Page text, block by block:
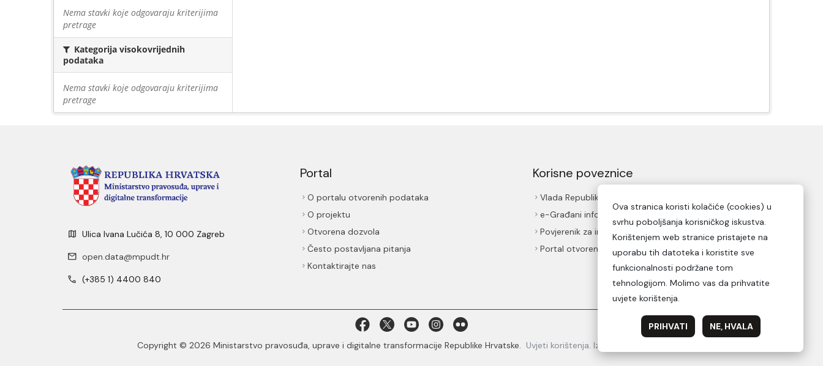
Nema stavki koje odgovaraju kriterijima
pretrage
Kategorija visokovrijednih
podataka
Nema stavki koje odgovaraju kriterijima
pretrage